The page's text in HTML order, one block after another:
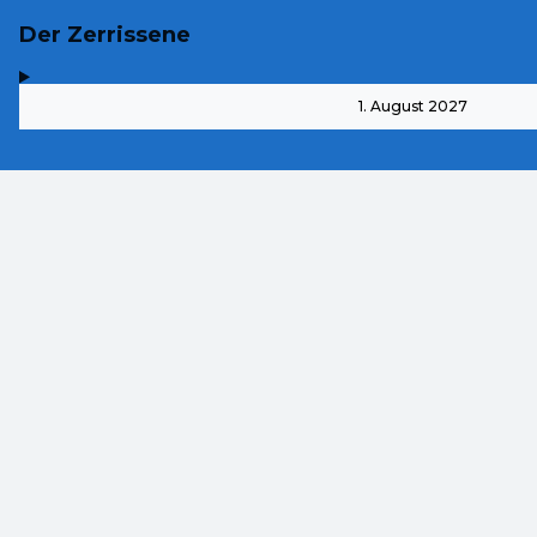
Der Zerrissene
1. August 2027